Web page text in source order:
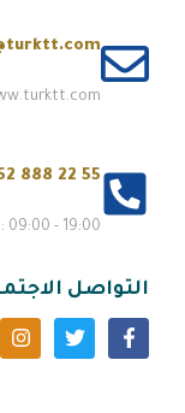
888 22 55
09:00 - 19:00
التواصل